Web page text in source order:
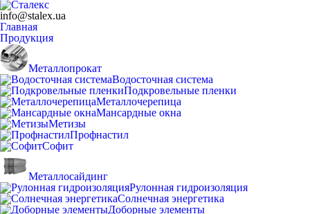
info@stalex.ua
Главная
Продукция
Металлопрокат
Водосточная система
Подкровельные пленки
Металлочерепица
Мансардные окна
Метизы
Профнастил
Софит
Металлосайдинг
Рулонная гидроизоляция
Солнечная энергетика
Доборные элементы